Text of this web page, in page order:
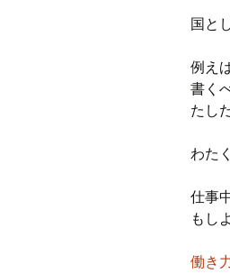
国と
例え
書く
たし
わた
仕事
もし
働き